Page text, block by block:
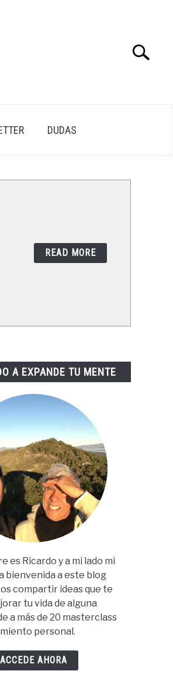
Search
DUDAS
READ MORE
A EXPANDE TU MENTE
es Ricardo y a mi lado mi
bienvenida a este blog
compartir ideas que te
tu vida de alguna
a más de 20 masterclass
personal.
ACCEDE AHORA